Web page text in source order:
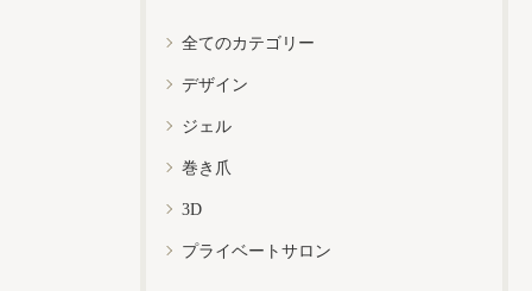
全てのカテゴリー
デザイン
ジェル
巻き爪
3D
プライベートサロン